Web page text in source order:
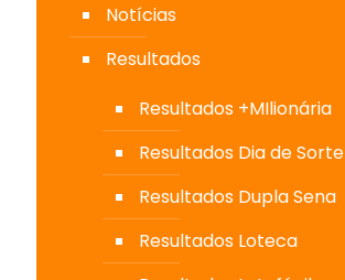
Notícias
Resultados
Resultados +MIlionária
Resultados Dia de Sorte
Resultados Dupla Sena
Resultados Loteca